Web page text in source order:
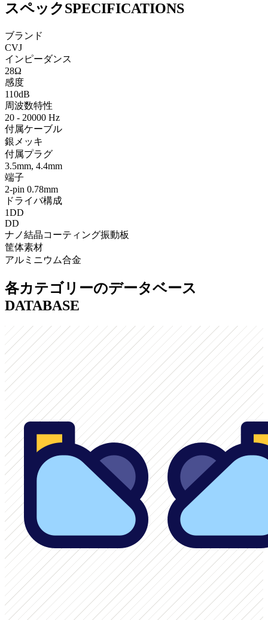
スペックSPECIFICATIONS
ブランド
CVJ
インピーダンス
28Ω
感度
110dB
周波数特性
20 - 20000 Hz
付属ケーブル
銀メッキ
付属プラグ
3.5mm, 4.4mm
端子
2-pin 0.78mm
ドライバ構成
1DD
DD
ナノ結晶コーティング振動板
筐体素材
アルミニウム合金
各カテゴリーのデータベース
DATABASE